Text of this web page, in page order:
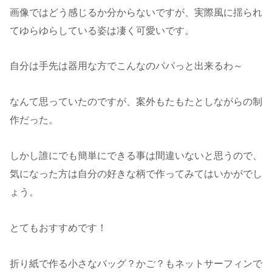
画像ではどう感じるか分からないですが、実際風に揺られ
てゆらゆらしている姿は凄く可愛いです。
自分は手先は器用な方でこんなのパパっと出来るわ～
なんて思っていたのですが、案外もたもたとしながらの制
作だった。
しかし誰にでも簡単にできる事は間違いないと思うので、
気になった方は自分の好きな柄で作ってみてはいかがでし
ょう。
とてもおすすめです！
折り紙で作る小さなバッグ？かご？もネットサーフィンで